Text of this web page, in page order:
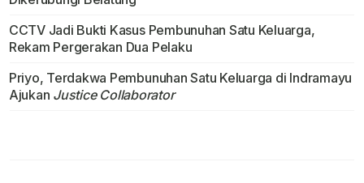
CCTV Jadi Bukti Kasus Pembunuhan Satu Keluarga,
Rekam Pergerakan Dua Pelaku
Priyo, Terdakwa Pembunuhan Satu Keluarga di Indramayu
Ajukan Justice Collaborator